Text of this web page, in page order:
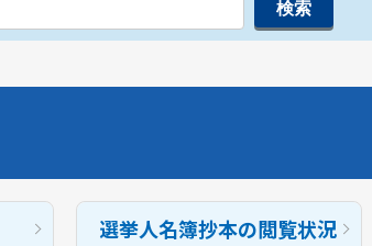
選挙人名簿抄本の閲覧状況